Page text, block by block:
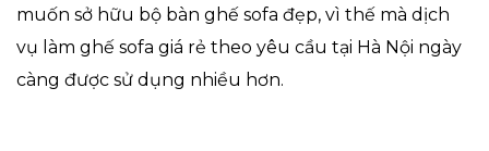
muốn sở hữu bộ bàn ghế sofa đẹp, vì thế mà dịch
vụ làm ghế sofa giá rẻ theo yêu cầu tại Hà Nội ngày
càng được sử dụng nhiều hơn.